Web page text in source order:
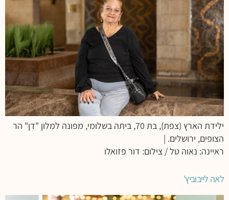
ילידת הארץ (צפת), בת 70, ביתה בשלומי, מפונה למלון "דן" הר
הצופים, ירושלים. |
ראיינה: נאוה טל / צילום: דור פזואלו
לאה לייבוביץ'